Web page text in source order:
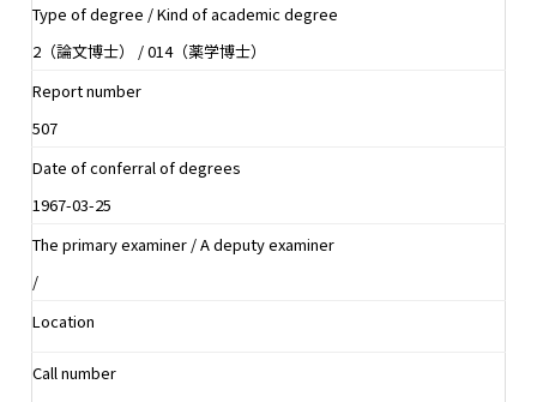
Type of degree / Kind of academic degree
2（論文博士） / 014（薬学博士）
Report number
507
Date of conferral of degrees
1967-03-25
The primary examiner / A deputy examiner
/
Location
Call number